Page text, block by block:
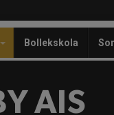
Bollekskola
AIS